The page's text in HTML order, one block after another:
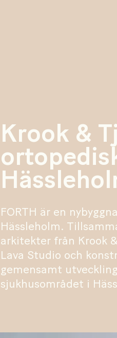
Krook &
FORTH är en
Hässleholm.
arkitekter från Krook
Lava Studio och
gemensamt
sjukhusområdet i